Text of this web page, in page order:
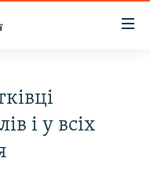
і у всіх